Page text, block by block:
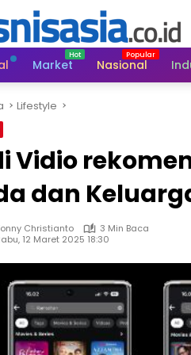
Market Nasional
Lifestyle
Vidio
dan
Christianto
3 Min Baca
12 Maret 2025 18:30